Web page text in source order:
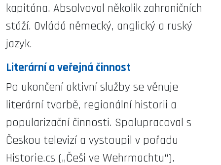
kapitána. Absolvoval několik zahraničních
stáží. Ovládá německý, anglický a ruský
jazyk.
Literární a veřejná činnost
Po ukončení aktivní služby se věnuje
literární tvorbě, regionální historii a
popularizační činnosti. Spolupracoval s
Českou televizí a vystoupil v pořadu
Historie.cs („Češi ve Wehrmachtu“).